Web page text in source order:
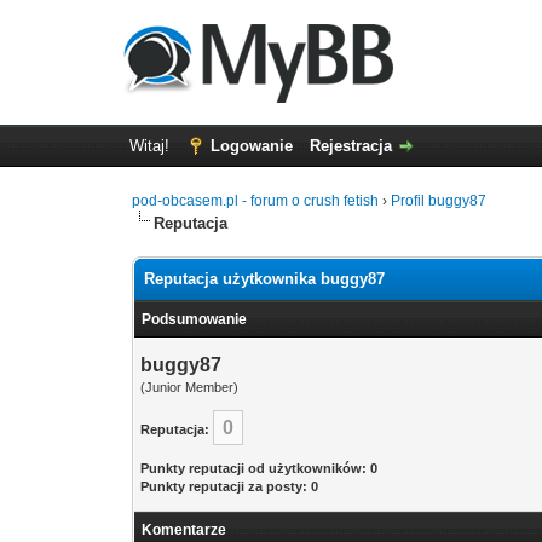
Witaj! Logowanie Rejestracja
pod-obcasem.pl - forum o crush fetish › Profil buggy87
Reputacja
Reputacja użytkownika buggy87
Podsumowanie
buggy87
(Junior Member)
Reputacja: 0
Punkty reputacji od użytkowników: 0
Punkty reputacji za posty: 0
Komentarze